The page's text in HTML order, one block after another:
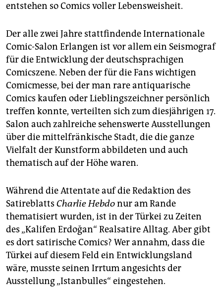
entstehen so Comics voller Lebensweisheit.
Der alle zwei Jahre stattfindende Internationale
Comic-Salon Erlangen ist vor allem ein Seismograf
für die Entwicklung der deutschsprachigen
Comicszene. Neben der für die Fans wichtigen
Comicmesse, bei der man rare antiquarische
Comics kaufen oder Lieblingszeichner persönlich
treffen konnte, verteilten sich zum diesjährigen 17.
Salon auch zahlreiche sehenswerte Ausstellungen
über die mittelfränkische Stadt, die die ganze
Vielfalt der Kunstform abbildeten und auch
thematisch auf der Höhe waren.
Während die Attentate auf die Redaktion des
Satireblatts Charlie Hebdonur am Rande
thematisiert wurden, ist in der Türkei zu Zeiten
des „Kalifen Erdoğan“ Realsatire Alltag. Aber gibt
es dort satirische Comics? Wer annahm, dass die
Türkei auf diesem Feld ein Entwicklungsland
wäre, musste seinen Irrtum angesichts der
Ausstellung „Istanbulles“ eingestehen.